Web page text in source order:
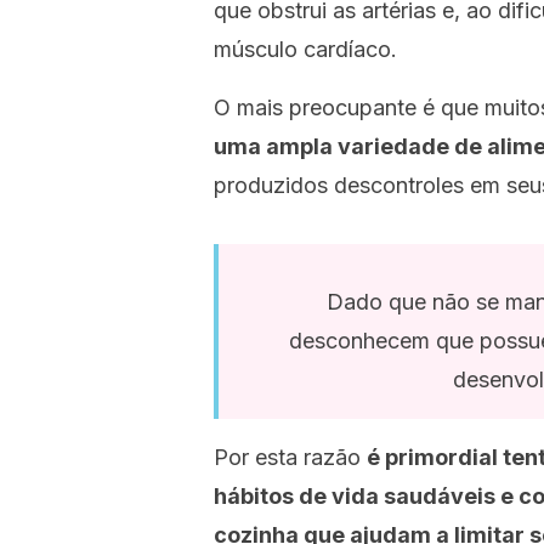
que obstrui as artérias e, ao
músculo cardíaco.
O mais preocupante é que
uma ampla variedade de
produzidos descontroles em
Dado que não se
desconhecem que
Por esta razão é primordial
hábitos de vida saudáveis e
cozinha que ajudam a limitar